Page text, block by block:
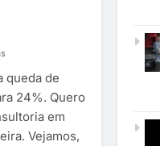
queda de
24%. Quero
em
Vejamos,